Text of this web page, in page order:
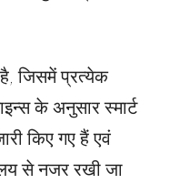
है, जिसमें प्रत्येक
के अनुसार स्मार्ट
किए गए हैं एवं
से नजर रखी जा